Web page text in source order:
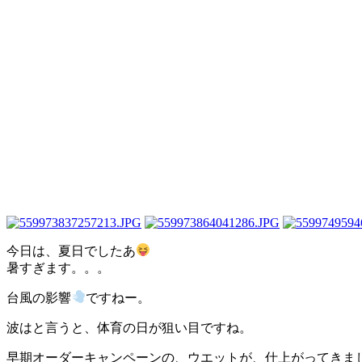
今日は、夏日でしたあ
暑すぎます。。。
台風の影響 ですねー。
波はと言うと、体育の日が狙い目ですね。
早期オーダーキャンペーンの、ウエットが、仕上がってきま